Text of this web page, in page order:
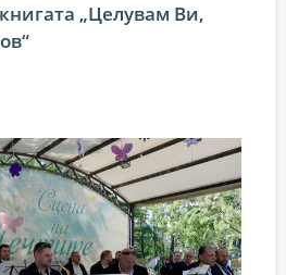
„Целувам Ви,